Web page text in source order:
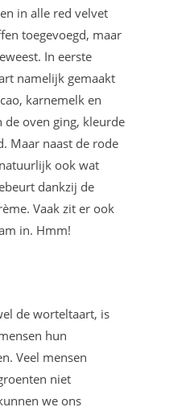
in alle red velvet
toegevoegd, maar
In eerste
namelijk gemaakt
karnemelk en
de oven ging, kleurde
Maar naast de rode
ook wat
dankzij de
Vaak zit er ook
in. Hmm!
de worteltaart, is
hun
Veel mensen
niet
we ons